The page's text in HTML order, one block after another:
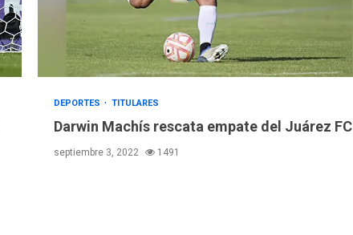
DEPORTES TITULARES
Darwin Machís rescata empate del Juárez FC
septiembre 3, 2022 1491